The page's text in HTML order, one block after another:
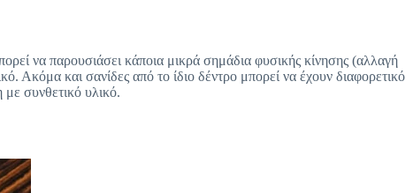
να παρουσιάσει κάποια μικρά σημάδια φυσικής κίνησης (αλλαγή
Ακόμα και σανίδες από το ίδιο δέντρο μπορεί να έχουν διαφορετικό
με συνθετικό υλικό.